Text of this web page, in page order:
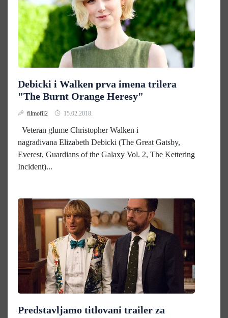
Debicki i Walken prva imena trilera
"The Burnt Orange Heresy"
filmofil2 15.02.2018.
Veteran glume Christopher Walken i
nagrađivana Elizabeth Debicki (The Great Gatsby,
Everest, Guardians of the Galaxy Vol. 2, The Kettering
Incident)...
Predstavljamo titlovani trailer za